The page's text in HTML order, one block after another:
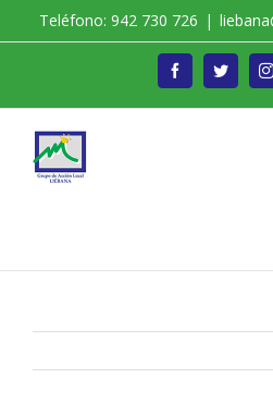
Teléfono: 942 730 726 |
FacebookTwitter